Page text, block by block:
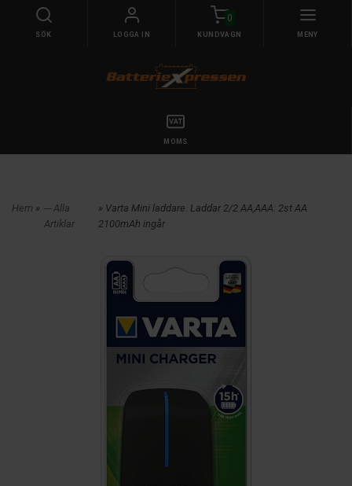
SÖK LOGGA IN
0
KUNDVAGN MENY
MOMS
Hem » --- Alla
Artiklar
» Varta Mini laddare. Laddar 2/2 AA,AAA. 2st AA
2100mAh ingår